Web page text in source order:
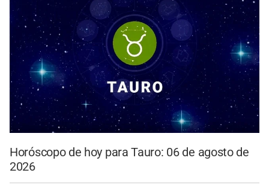
Horóscopo de hoy para Tauro: 06 de agosto de
2026